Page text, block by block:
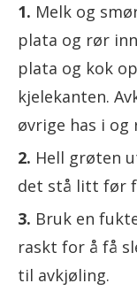
Melk og
plata og rør
plata og kok
kjelekanten.
øvrige has i og
Hell grøten
det stå litt før
Bruk en
raskt for å få
til avkjøling.